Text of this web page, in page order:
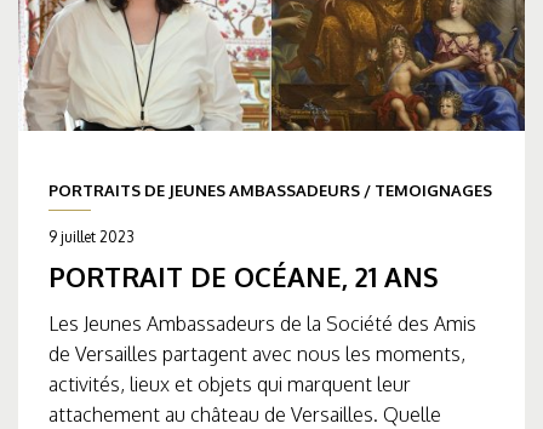
PORTRAITS DE JEUNES AMBASSADEURS / TEMOIGNAGES
9 juillet 2023
PORTRAIT DE OCÉANE, 21 ANS
Les Jeunes Ambassadeurs de la Société des Amis
de Versailles partagent avec nous les moments,
activités, lieux et objets qui marquent leur
attachement au château de Versailles. Quelle